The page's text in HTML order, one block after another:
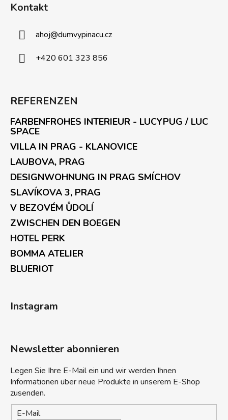
Kontakt
ahoj@dumvypinacu.cz
+420 601 323 856
REFERENZEN
FARBENFROHES INTERIEUR - LUCYPUG / LUC
SPACE
VILLA IN PRAG - KLANOVICE
LAUBOVA, PRAG
DESIGNWOHNUNG IN PRAG SMÍCHOV
SLAVÍKOVA 3, PRAG
V BEZOVÉM ŮDOLÍ
ZWISCHEN DEN BOEGEN
HOTEL PERK
BOMMA ATELIER
BLUERIOT
Instagram
Newsletter abonnieren
Legen Sie Ihre E-Mail ein und wir werden Ihnen
Informationen über neue Produkte in unserem E-Shop
zusenden.
E-Mail